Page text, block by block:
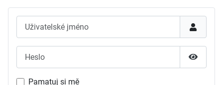
Pamatuj si mě